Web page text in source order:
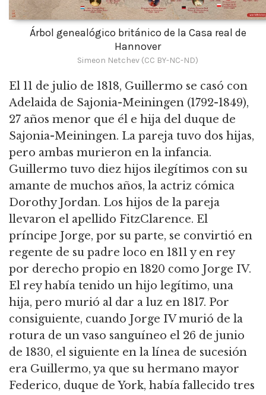
Árbol genealógico británico de la Casa real de
Hannover
Simeon Netchev (CC BY-NC-ND)
El 11 de julio de 1818, Guillermo se casó con
Adelaida de Sajonia-Meiningen (1792-1849),
27 años menor que él e hija del duque de
Sajonia-Meiningen. La pareja tuvo dos hijas,
pero ambas murieron en la infancia.
Guillermo tuvo diez hijos ilegítimos con su
amante de muchos años, la actriz cómica
Dorothy Jordan. Los hijos de la pareja
llevaron el apellido FitzClarence. El
príncipe Jorge, por su parte, se convirtió en
regente de su padre loco en 1811 y en rey
por derecho propio en 1820 como Jorge IV.
El rey había tenido un hijo legítimo, una
hija, pero murió al dar a luz en 1817. Por
consiguiente, cuando Jorge IV murió de la
rotura de un vaso sanguíneo el 26 de junio
de 1830, el siguiente en la línea de sucesión
era Guillermo, ya que su hermano mayor
Federico, duque de York, había fallecido tres